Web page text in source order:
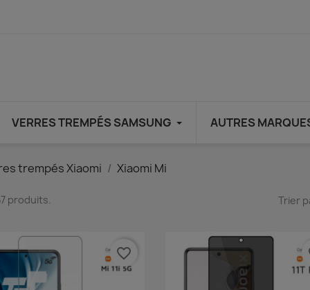
VERRES TREMPÉS SAMSUNG AUTRES
trempés Xiaomi Xiaomi Mi
produits. Trier
favorite_border